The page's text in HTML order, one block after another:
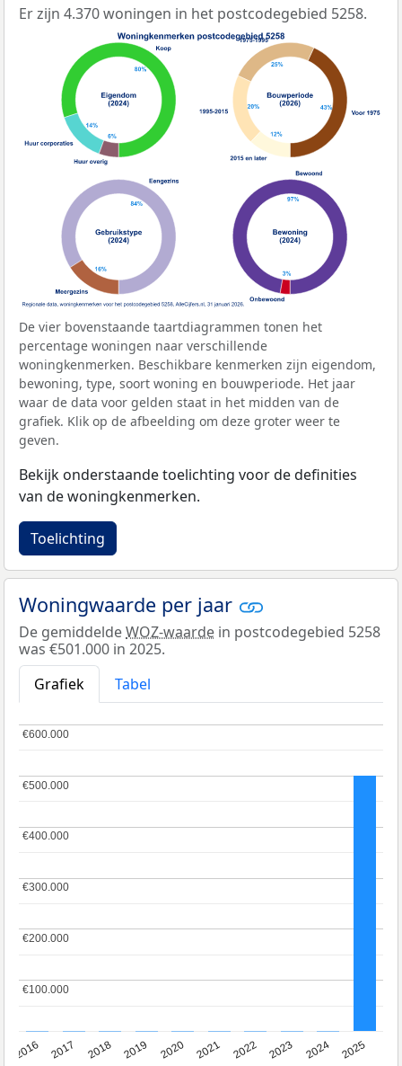
Er zijn 4.370 woningen in het postcodegebied 5258.
De vier bovenstaande taartdiagrammen tonen het
percentage woningen naar verschillende
woningkenmerken. Beschikbare kenmerken zijn eigendom,
bewoning, type, soort woning en bouwperiode. Het jaar
waar de data voor gelden staat in het midden van de
grafiek. Klik op de afbeelding om deze groter weer te
geven.
Bekijk onderstaande toelichting voor de definities
van de woningkenmerken.
Toelichting
Woningwaarde per jaar
De gemiddeldeWOZ-waarde in postcodegebied 5258
was €501.000 in 2025.
Grafiek
Tabel
2016 2017 2018 2019 2020 2021 2022 2023 2024 2025
€100.000
€100.000
€200.000
€200.000
€300.000
€300.000
€400.000
€400.000
€500.000
€500.000
€600.000
€600.000